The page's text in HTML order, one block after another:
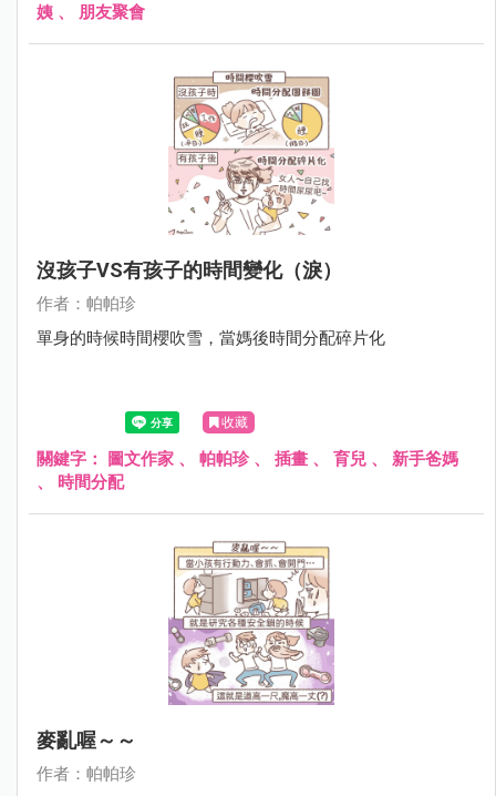
姨 、 朋友聚會
沒孩子VS有孩子的時間變化（淚）
作者：帕帕珍
單身的時候時間櫻吹雪，當媽後時間分配碎片化
收藏
關鍵字： 圖文作家 、 帕帕珍、 插畫 、 育兒 、 新手爸媽
、 時間分配
麥亂喔～～
作者：帕帕珍